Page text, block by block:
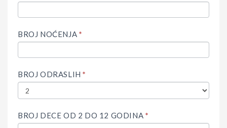
BROJ NOĆENJA *
BROJ ODRASLIH*
BROJ DECE OD 2 DO 12 GODINA *
THIS
BLANK.